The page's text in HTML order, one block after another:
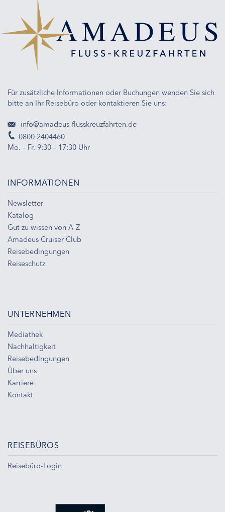
Für zusätzliche Informationen oder Buchungen wenden Sie sich
bitte an Ihr Reisebüro oder kontaktieren Sie uns:
info@amadeus-flusskreuzfahrten.de
0800 2404460
Mo. – Fr. 9:30 – 17:30 Uhr
INFORMATIONEN
Newsletter
Katalog
Gut zu wissen von A-Z
Amadeus Cruiser Club
Reisebedingungen
Reiseschutz
UNTERNEHMEN
Mediathek
Nachhaltigkeit
Reisebedingungen
Über uns
Karriere
Kontakt
REISEBÜROS
Reisebüro-Login